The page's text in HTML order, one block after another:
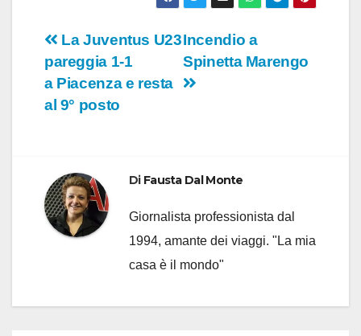
Navigazione
articoli
Incendio a
Spinetta Marengo
La Juventus U23
pareggia 1-1
a Piacenza e resta
al 9° posto
Di Fausta Dal Monte
Giornalista professionista dal
1994, amante dei viaggi. "La mia
casa è il mondo"